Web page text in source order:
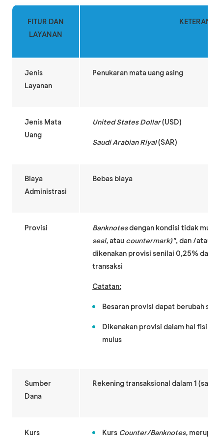
FITUR DAN
LAYANAN
Jenis
Layanan
Penukaran mata uang asing
Jenis Mata
Uang
United States Dollar(USD)
Saudi Arabian Riyal(SAR)
Biaya
Administrasi
Bebas biaya
Provisi Banknotesdengan kondisi tidak
seal,atau countermark)", dan /atau
dikenakan provisi senilai 0,25% dari
transaksi
Catatan:
Besaran provisi dapat berubah
Dikenakan provisi dalam hal fisik
mulus
Sumber
Dana
Rekening transaksional dalam 1 (satu)
Kurs Kurs Counter/Banknotes,